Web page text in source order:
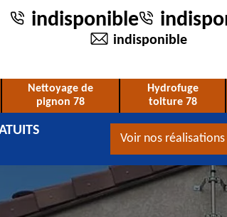
indisponible
indisponible
Nettoyage de
pignon 78
Hydrofuge
toiture 78
Voir nos réalisations